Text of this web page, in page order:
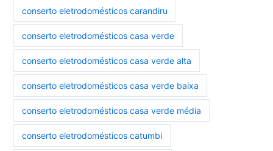
conserto eletrodomésticos carandiru
conserto eletrodomésticos casa verde
conserto eletrodomésticos casa verde alta
conserto eletrodomésticos casa verde baixa
conserto eletrodomésticos casa verde média
conserto eletrodomésticos catumbi